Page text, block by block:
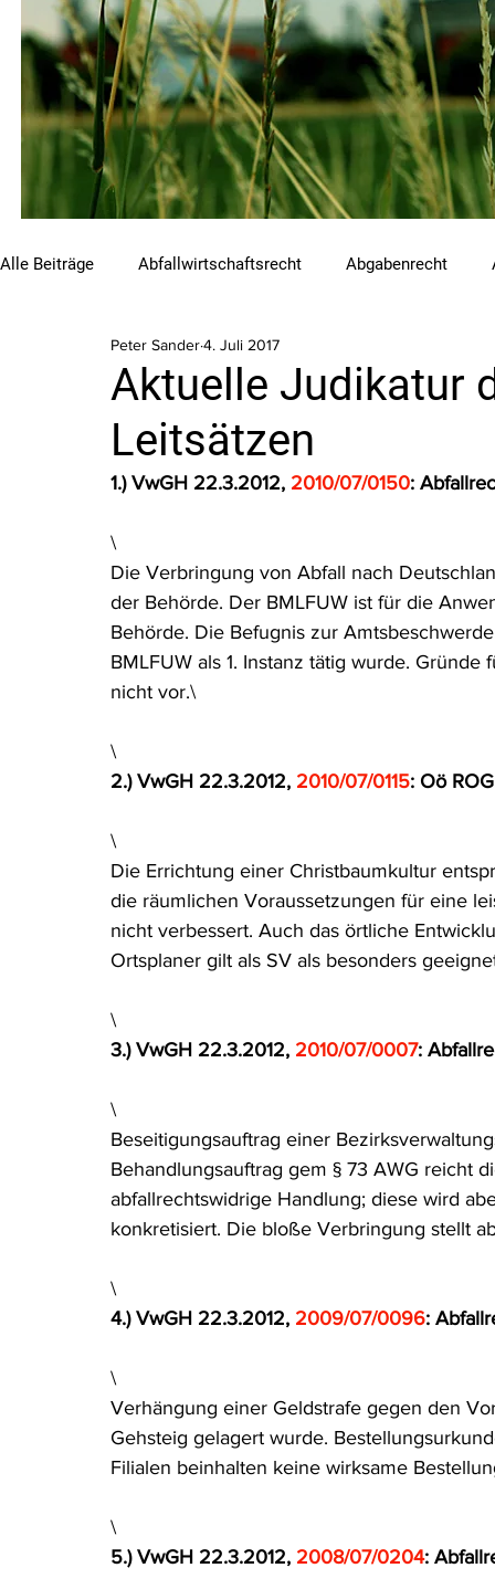
Alle Beiträge Abfallwirtschaftsrecht Abgabenrecht
Beihilfen und Förderungen
Luftreinhalterecht Naturschutzrecht
Wasserrecht RDU Umwelt-Ausgabe
Aktuelle Judikatur
Leitsätzen
Peter Sander4. Juli 2017
1.) VwGH 22.3.2012, 2010/07/0150:
\
Die Verbringung von Abfall nach
der Behörde. Der BMLFUW ist für die
Behörde. Die Befugnis zur
BMLFUW als 1. Instanz tätig wurde.
nicht vor.\
\
2.) VwGH 22.3.2012, 2010/07/0115: Oö
\
Die Errichtung einer Christbaumkultur
die räumlichen Voraussetzungen für eine
nicht verbessert. Auch das örtliche
Ortsplaner gilt als SV als besonders
\
3.) VwGH 22.3.2012, 2010/07/0007:
\
Beseitigungsauftrag einer
Behandlungsauftrag gem § 73 AWG reicht
abfallrechtswidrige Handlung; diese wird
konkretisiert. Die bloße Verbringung stellt
\
4.) VwGH 22.3.2012, 2009/07/0096:
\
Verhängung einer Geldstrafe gegen den
Gehsteig gelagert wurde.
Filialen beinhalten keine wirksame
\
5.) VwGH 22.3.2012, 2008/07/0204: